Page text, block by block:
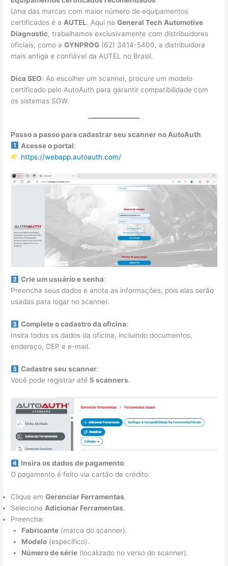
Uma das marcas com maior número de equipamentos
certificados é a AUTEL. Aqui naGeneral Tech Automotive
Diagnostic, trabalhamos exclusivamente com distribuidores
oficiais, como aGYNPROG (62) 3414-5400, a distribuidora
mais antiga e confiável da AUTEL no Brasil.
Dica SEO: Ao escolher um scanner, procure um modelo
certificado pelo AutoAuth para garantir compatibilidade com
os sistemas SGW.
Passo a passo para cadastrar seu scanner no AutoAuth
Acesse o portal:
https://webapp.autoauth.com/
Crie um usuário e senha:
Preencha seus dados e anote as informações, pois elas serão
usadas para logar no scanner.
Complete o cadastro da oficina:
Insira todos os dados da oficina, incluindo documentos,
endereço, CEP e e-mail.
Cadastre seu scanner:
Você pode registrar até 5 scanners.
Insira os dados de pagamento:
O pagamento é feito via cartão de crédito.
Clique emGerenciar Ferramentas.
Selecione Adicionar Ferramentas.
Preencha:
Fabricante(marca do scanner).
Modelo(específico).
Número de série(localizado no verso do scanner).